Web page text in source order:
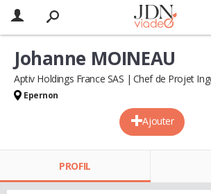
Ajouter
Johanne MOINEAU
Aptiv Holdings France SAS Chef de Projet
Epernon
PROFIL